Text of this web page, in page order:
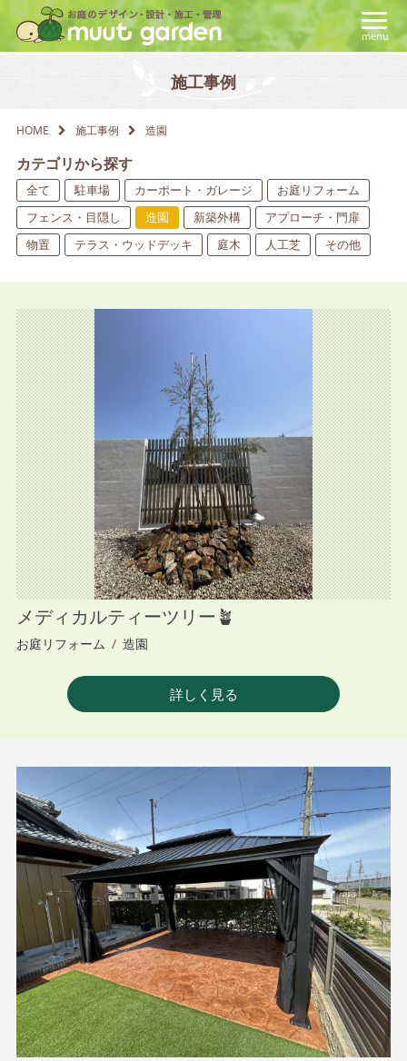
menu
施工事例
HOME 施工事例 造園
カテゴリから探す
全て 駐車場 カーポート・ガレージ
お庭リフォーム
フェンス・目隠し
造園 新築外構
アプローチ・門扉
物置
テラス・ウッドデッキ 庭木 人工芝 その他
メディカルティーツリー🪴
お庭リフォーム / 造園
詳しく見る